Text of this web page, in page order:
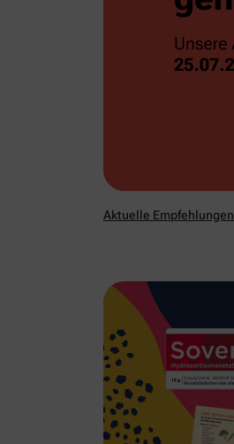
Aktuelle Empfehlungen